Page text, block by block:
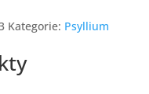
Kategorie: Psyllium